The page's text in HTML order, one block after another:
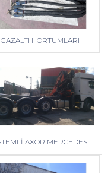
GAZALTI HORTUMLARI